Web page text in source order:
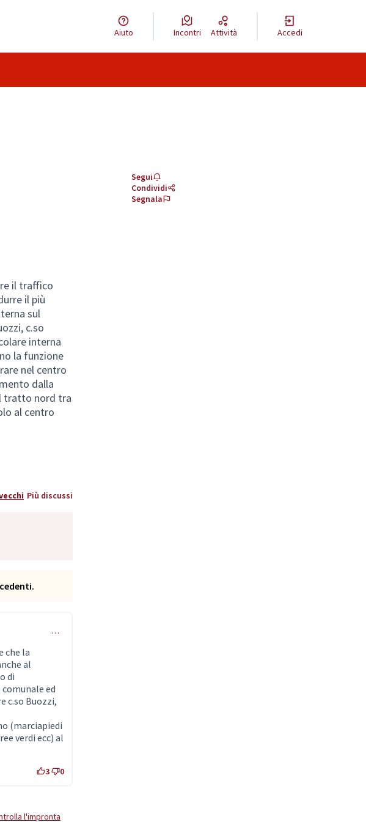
Aiuto Incontri Attività Accedi
il traffico
il più
sul
c.so
interna
la funzione
nel centro
dalla
tratto nord tra
al centro
Segui
Condividi
Segnala
Più discussi
…
che la
al
di
ed
c.so Buozzi,
(marciapiedi
verdi ecc) al
3 0